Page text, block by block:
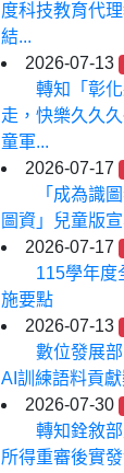
度科技教育代
結...
2026-07-13
轉知「彰
走，快樂久久
童軍...
2026-07-17
「成為識
圖資」兒童版
2026-07-17
115學年度
施要點
2026-07-13
數位發展
AI訓練語料貢獻
2026-07-30
轉知銓敘
所得重審後實